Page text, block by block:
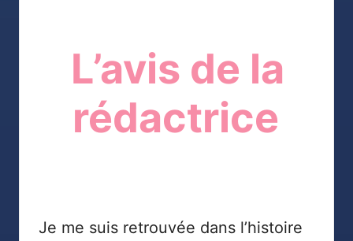
L’avis de la
rédactrice
Je me suis retrouvée dans l’histoire